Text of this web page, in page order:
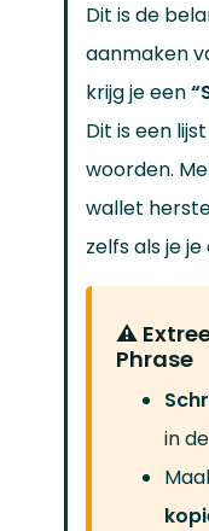
Dit is de
aanmaken
krijg je een
Dit is een
woorden.
wallet
zelfs als je
⚠️
Phrase
in